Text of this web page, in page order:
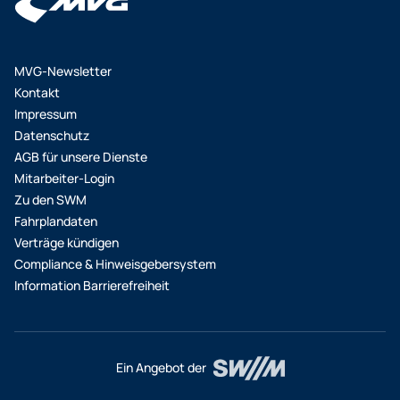
sichergestellt, dass die zulässigen
Anwohner*innen eingehalten werden.
Erläuterungen finden sich weiter oben auf der
MVG-Newsletter
Kontakt
Impressum
Datenschutz
AGB für unsere Dienste
Mitarbeiter-Login
Zu den SWM
Fahrplandaten
Verträge kündigen
Compliance & Hinweisgebersystem
Information Barrierefreiheit
Ein Angebot der